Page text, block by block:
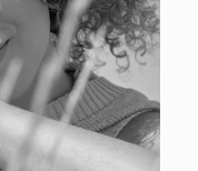
aquí.